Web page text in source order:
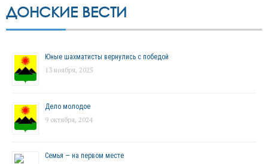
ДОНСКИЕ ВЕСТИ
Юные шахматисты вернулись с победой
13 ноября, 2025
Дело молодое
9 октября, 2024
Семья — на первом месте